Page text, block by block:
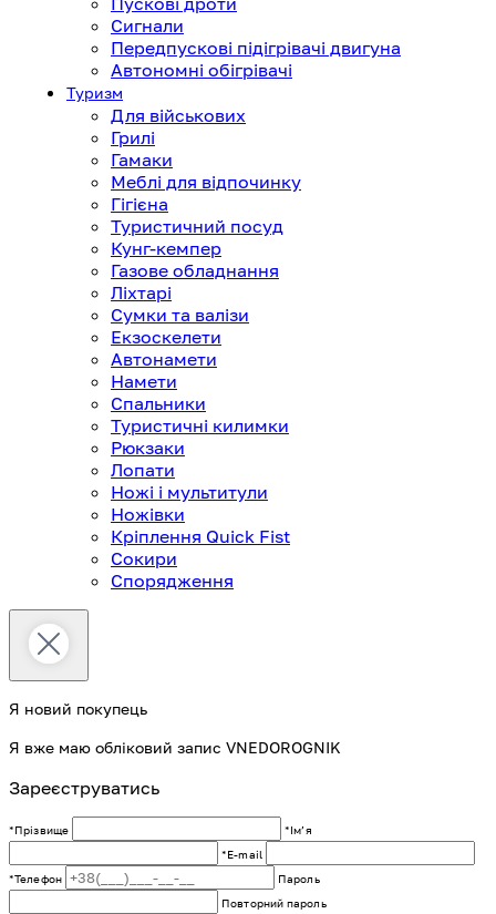
Сигнали
Передпускові підігрівачі двигуна
Автономні обігрівачі
Туризм
Для військових
Грилі
Гамаки
Меблі для відпочинку
Гігієна
Туристичний посуд
Кунг-кемпер
Газове обладнання
Ліхтарі
Сумки та валізи
Екзоскелети
Автонамети
Намети
Спальники
Туристичні килимки
Рюкзаки
Лопати
Ножі і мультитули
Ножівки
Кріплення Quick Fist
Сокири
Спорядження
Я новий покупець
Я вже маю обліковий запис VNEDOROGNIK
Зареєструватись
*Прізвище
*Імʼя
*E-mail
*Телефон
Пароль
Повторний пароль